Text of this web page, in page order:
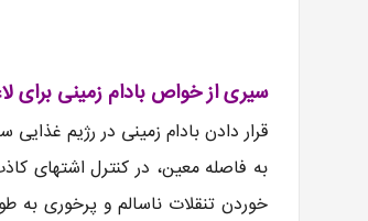
سیری از خواص بادام زمینی برای
قرار دادن بادام زمینی در رژیم
به فاصله معین، در کنترل اشتهای
خوردن تنقلات ناسالم و پرخوری به